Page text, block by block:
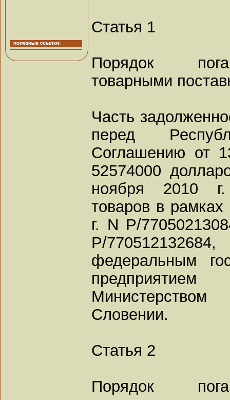
Статья 1
Порядок
товарными
Часть
перед
Соглашению от
52574000
ноября 2010 г.
товаров в
г. N Р/
Р/
федеральным
предприятием
Словении.
Статья 2
Порядок